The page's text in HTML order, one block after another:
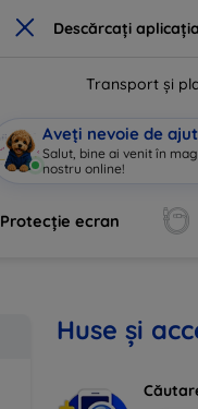
× Descărcați
Transport și
Aveți nevoie de
Salut, bine ai venit în
nostru online!
Protecție ecran
Huse și